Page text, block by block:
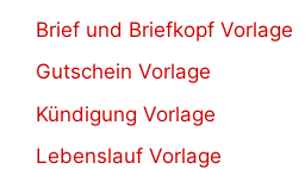
Brief und Briefkopf Vorlage
Gutschein Vorlage
Kündigung Vorlage
Lebenslauf Vorlage